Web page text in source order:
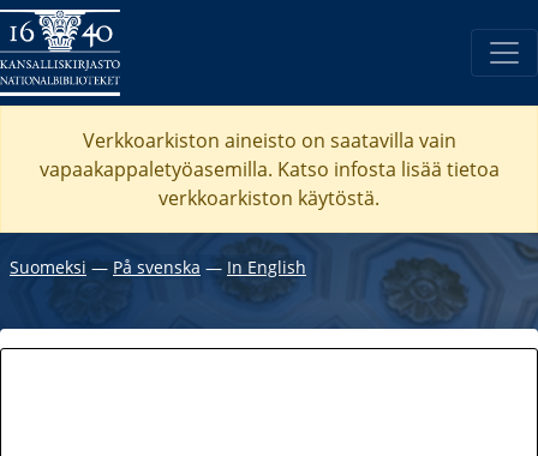
Verkkoarkiston aineisto on saatavilla vain
vapaakappaletyöasemilla. Katso infosta lisää tietoa
verkkoarkiston käytöstä.
Suomeksi ― På svenska ― In English